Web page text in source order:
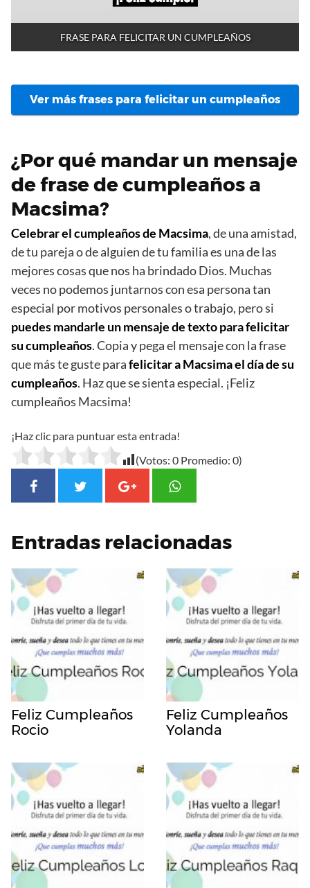
FRASE PARA FELICITAR UN CUMPLEAÑOS
Ver más frases para felicitar un cumpleaños
¿Por qué mandar un mensaje
de frase de cumpleaños a
Macsima?
Celebrar el cumpleaños de Macsima, de una amistad,
de tu pareja o de alguien de tu familia es una de las
mejores cosas que nos ha brindado Dios. Muchas
veces no podemos juntarnos con esa persona tan
especial por motivos personales o trabajo, pero si
puedes mandarle un mensaje de texto para felicitar
su cumpleaños. Copia y pega el mensaje con la frase
que más te guste parafelicitar a Macsima el día de su
cumpleaños. Haz que se sienta especial. ¡Feliz
cumpleaños Macsima!
¡Haz clic para puntuar esta entrada!
(Votos: 0 Promedio: 0)
Entradas relacionadas
Feliz Cumpleaños
Rocio
Feliz Cumpleaños
Yolanda